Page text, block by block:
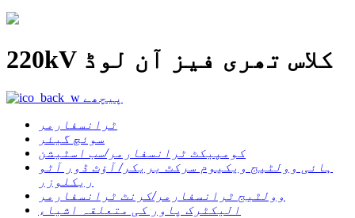
220kV کلاس تھری فیز آن لوڈ
پیچھے
ٹرانسفارمر
سوئچ گیئر
کومپیکٹ ٹرانسفارمر/سب اسٹیشن
ہائی وولٹیج ویکیوم سرکٹ بریکر/ آؤٹ ڈور آٹو
ریکلوزر
وولٹیج ٹرانسفارمر/کرنٹ ٹرانسفارمر
الیکٹرک پاور کی متعلقہ اشیاء